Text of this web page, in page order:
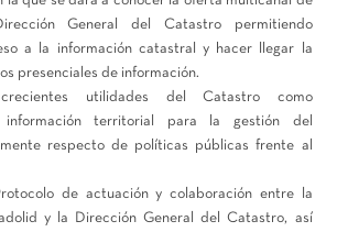
General del Catastro permitiendo
a la información catastral y hacer llegar la
presenciales de información.
utilidades del Catastro como
información territorial para la gestión del
respecto de políticas públicas frente al
de actuación y colaboración entre la
y la Dirección General del Catastro, así